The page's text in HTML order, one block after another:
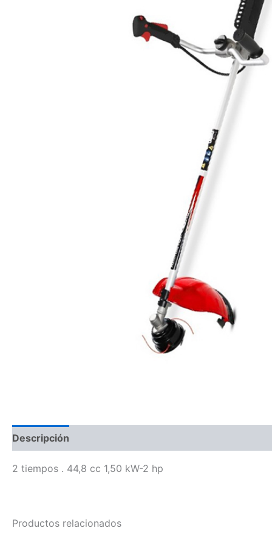
Descripción
2 tiempos . 44,8 cc 1,50 kW-2 hp
Productos relacionados